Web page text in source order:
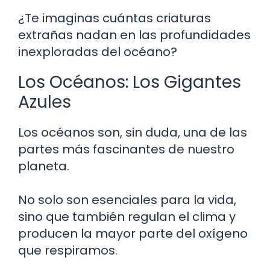
¿Te imaginas cuántas criaturas
extrañas nadan en las profundidades
inexploradas del océano?
Los Océanos: Los Gigantes
Azules
Los océanos son, sin duda, una de las
partes más fascinantes de nuestro
planeta.
No solo son esenciales para la vida,
sino que también regulan el clima y
producen la mayor parte del oxígeno
que respiramos.